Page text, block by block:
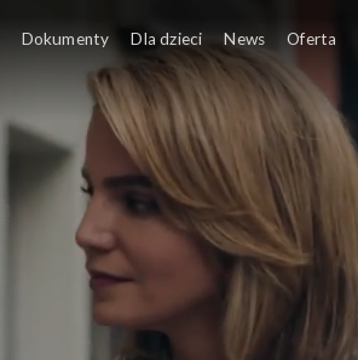
Dokumenty Dla dzieci News Oferta